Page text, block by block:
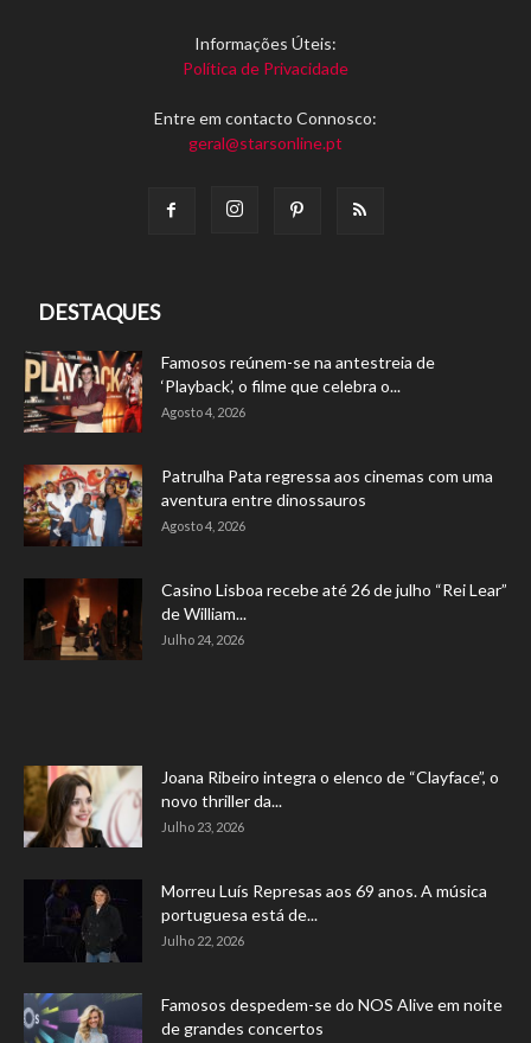
Informações Úteis:
Política de Privacidade
Entre em contacto Connosco:
geral@starsonline.pt
DESTAQUES
Famosos reúnem-se na antestreia de
‘Playback’, o filme que celebra o...
Agosto 4, 2026
Patrulha Pata regressa aos cinemas com uma
aventura entre dinossauros
Agosto 4, 2026
Casino Lisboa recebe até 26 de julho “Rei Lear”
de William...
Julho 24, 2026
Joana Ribeiro integra o elenco de “Clayface”, o
novo thriller da...
Julho 23, 2026
Morreu Luís Represas aos 69 anos. A música
portuguesa está de...
Julho 22, 2026
Famosos despedem-se do NOS Alive em noite
de grandes concertos